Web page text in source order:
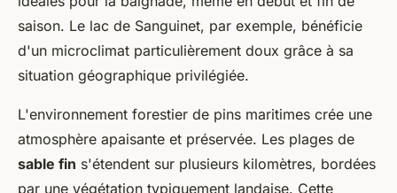
saison. Le lac de Sanguinet, par exemple, bénéficie
d'un microclimat particulièrement doux grâce à sa
situation géographique privilégiée.
L'environnement forestier de pins maritimes crée une
atmosphère apaisante et préservée. Les plages de
sable fin s'étendent sur plusieurs kilomètres, bordées
par une végétation typiquement landaise. Cette